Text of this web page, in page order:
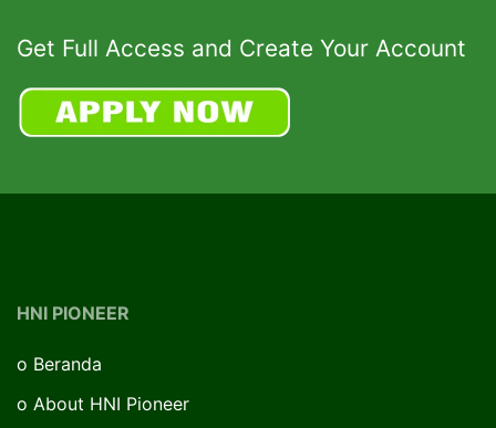
Get Full Access and Create Your Account
HNI PIONEER
o Beranda
o About HNI Pioneer